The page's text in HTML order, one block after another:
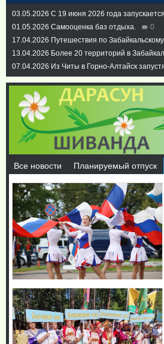
03.05.2026 С 19 июня 2026 года
01.05.2026 Самооценка баз отдыха.
0
17.04.2026 Путешествия по
13.04.2026 Более 20 территорий в
07.04.2026 Из Читы в Горно-Алтайск
Все новости Планируемый отпуск